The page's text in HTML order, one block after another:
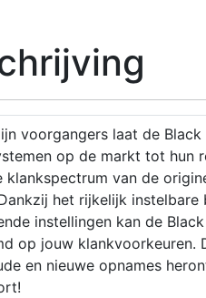
voorgangers laat de
op de markt tot hun
klankspectrum van de
het rijkelijk
instellingen kan de
op jouw klankvoorkeuren.
en nieuwe opnames